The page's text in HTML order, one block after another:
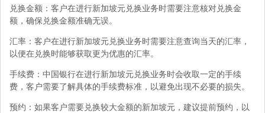
兑换金额：客户在进行新加坡元兑换业务时需要注意核对兑换金
额，确保兑换金额准确无误。
汇率：客户在进行新加坡元兑换业务时需要注意查询当天的汇率，
以便在兑换时能够获取更为优惠的汇率。
手续费：中国银行在进行新加坡元兑换业务时会收取一定的手续
费，客户需要了解具体的手续费标准，以避免出现不必要的损失。
预约：如果客户需要兑换较大金额的新加坡元，建议提前预约，以